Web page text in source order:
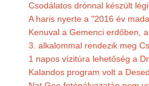
Csodálatos drónnal készült
A haris nyerte a "2016 év
Kenuval a Gemenci erdőben,
3. alkalommal rendezik meg
1 napos vízitúra lehetőség a
Kalandos program volt a